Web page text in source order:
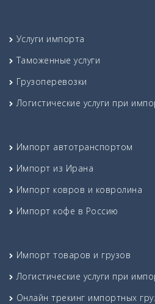
Услуги импорта
Таможенные услуги
Грузоперевозки
Логистические услуги при
Импорт автотранспортом
Импорт из Ирана
Импорт ковров и ковролина
Импорт кофе в Россию
Импорт товаров и грузов
Логистические услуги при
Онлайн трекинг импортных